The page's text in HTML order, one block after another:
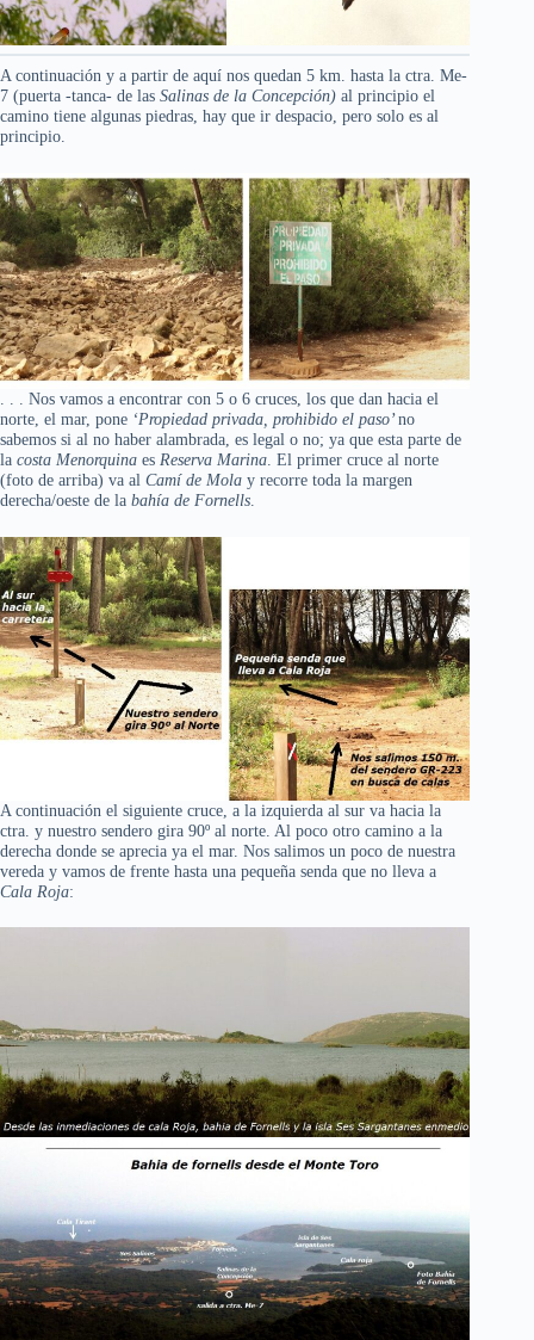
A continuación y a partir de aquí nos quedan 5 km. hasta la ctra. Me-
7 (puerta -tanca- de las Salinas de la Concepción) al principio el
camino tiene algunas piedras, hay que ir despacio, pero solo es al
principio.
. . . Nos vamos a encontrar con 5 o 6 cruces, los que dan hacia el
norte, el mar, pone ‘Propiedad privada, prohibido el paso’no
sabemos si al no haber alambrada, es legal o no; ya que esta parte de
la costa Menorquina es Reserva Marina. El primer cruce al norte
(foto de arriba) va al Camí de Mola y recorre toda la margen
derecha/oeste de la bahía de Fornells.
A continuación el siguiente cruce, a la izquierda al sur va hacia la
ctra. y nuestro sendero gira 90º al norte. Al poco otro camino a la
derecha donde se aprecia ya el mar. Nos salimos un poco de nuestra
vereda y vamos de frente hasta una pequeña senda que no lleva a
Cala Roja: